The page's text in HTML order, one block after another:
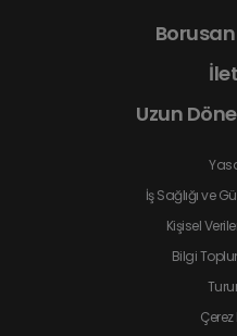
Uzun
İş Sağlığı ve
Kişisel
Bilgi
Çerez